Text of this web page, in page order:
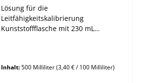
Lösung für die
Leitfähigkeitskalibrierung
Kunststoffflasche mit 230 mL
Inhalt:500 Milliliter(3,40 € / 100 Milliliter)